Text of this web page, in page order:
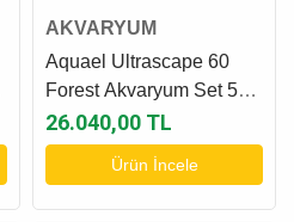
AKVARYUM
Aquael Ultrascape 60
Forest Akvaryum Set 54
L
26.040,00 TL
Ürün İncele